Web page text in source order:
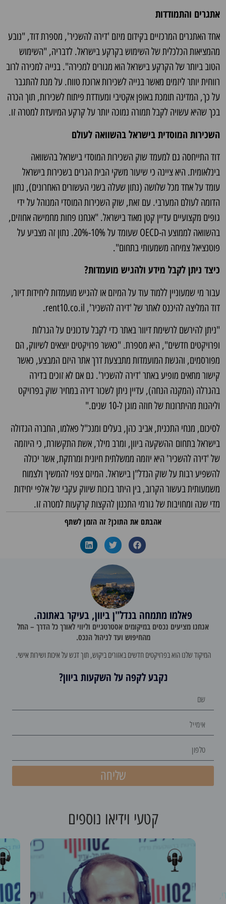
אתגרים והתמודדות
אחד האתגרים המרכזיים בקידום מיזם 'דירה להשכיר', מספרת דוד, "נובע
מהמציאות הכלכלית של השימוש בקרקע בישראל. לדבריה, "השימוש
הטוב ביותר של הקרקע בישראל הוא מגורים למכירה". בנייה למכירה לרוב
רווחית יותר ליזמים מאשר בנייה לשכירות ארוכת טווח. על מנת להתגבר
על כך, המדינה תומכת באופן אקטיבי ומעודדת פיתוח לשכירות, תוך הכרה
בכך שהיא עשויה לקבל תמורה נמוכה יותר על קרקע המיועדת למטרה זו.
השכירות המוסדית בישראל בהשוואה לעולם
דוד התייחסה גם למעמד שוק השכירות המוסדי בישראל בהשוואה
בינלאומית. היא ציינה כי שיעור משקי הבית הגרים בשכירות בישראל
עומד על אחד מכל שלושה (נתון שעלה בשני העשורים האחרונים), נתון
הדומה לעולם המערבי. עם זאת, שוק השכירות המוסדי המנוהל על ידי
גופים מקצועיים עדיין קטן מאוד בישראל. "אנחנו פחות מחמישה אחוזים,
בהשוואה לממוצע ה-OECD שעומד על 10%-20%. נתון זה מצביע על
פוטנציאל צמיחה משמעותי בתחום".
כיצד ניתן לקבל מידע ולהגיש מועמדות?
עבור מי שמעוניין ללמוד עוד על המיזם או להגיש מועמדות ליחידות דיור,
דוד המליצה להיכנס לאתר של 'דירה להשכיר', rent10.co.il.
"ניתן להירשם לרשימת דיוור באתר כדי לקבל עדכונים על הגרלות
ופרויקטים חדשים", היא מספרת. "כאשר פרויקטים יוצאים לשיווק, הם
מפורסמים, והגשת המועמדות מתבצעת דרך אתר היזם המבצע, כאשר
קישור מתאים מופיע באתר 'דירה להשכיר'. גם אם לא זוכים בדירה
בהגרלה (המקנה הנחה), עדיין ניתן לשכור דירה במחיר שוק בפרויקט
וליהנות מהיתרונות של חוזה מוגן ל-10 שנים."
לסיכום, מנחי התכנית, אביב כהן, בעלים ומנכ"ל פאלמו, החברה הגדולה
בישראל בתחום ההשקעה ביוון, ומרב מילר, אשת התקשורת, כי היוזמה
של 'דירה להשכיר' היא יוזמה ממשלתית חיונית ומרתקת, אשר יכולה
להשפיע רבות על שוק הנדל"ן בישראל. המיזם צפוי להמשיך ולצמוח
משמעותית בעשור הקרוב, בין היתר בזכות שיווק עקבי של אלפי יחידות
מדי שנה ומחויבות של גורמי התכנון להקצות קרקעות למטרה זו.
אהבתם את התוכן? זה הזמן לשתף
פאלמו מתמחה בנדל"ן ביוון, בעיקר באתונה.
אנחנו מציעים נכסים במיקומים אסטרטגיים וליווי לאורך כל הדרך – החל
מהחיפוש ועד לניהול הנכס.
המיקוד שלנו הוא בפרויקטים חדשים באזורים ביקוש, תוך דגש על איכות ושירות אישי.
נקבע לקפה על השקעות ביוון?
שליחה
קטעי וידיאו נוספים